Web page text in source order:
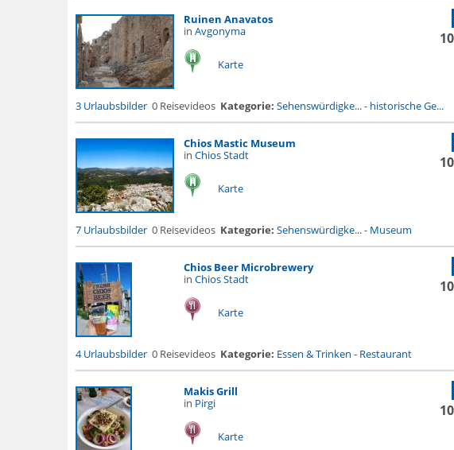
Ruinen Anavatos
in Avgonyma
Karte
3 Urlaubsbilder 0 Reisevideos Kategorie: Sehenswürdigke...- historische Ge...
Chios Mastic Museum
in Chios Stadt
Karte
7 Urlaubsbilder 0 Reisevideos Kategorie: Sehenswürdigke...- Museum
Chios Beer Microbrewery
in Chios Stadt
Karte
4 Urlaubsbilder 0 Reisevideos Kategorie: Essen & Trinken - Restaurant
Makis Grill
in Pirgi
Karte